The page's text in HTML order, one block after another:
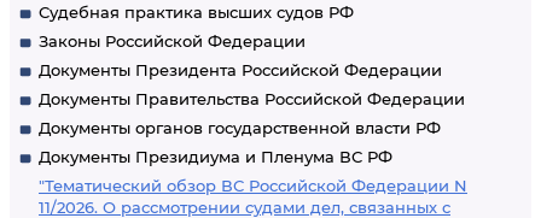
Судебная практика высших судов РФ
Законы Российской Федерации
Документы Президента Российской Федерации
Документы Правительства Российской Федерации
Документы органов государственной власти РФ
Документы Президиума и Пленума ВС РФ
"Тематический обзор ВС Российской Федерации N
11/2026. О рассмотрении судами дел, связанных с